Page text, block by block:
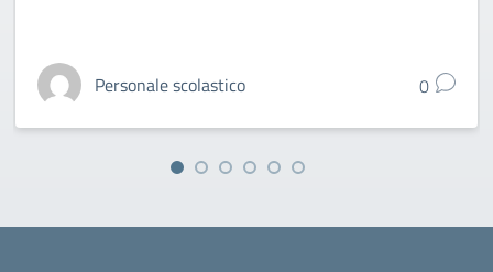
Personale scolastico 0